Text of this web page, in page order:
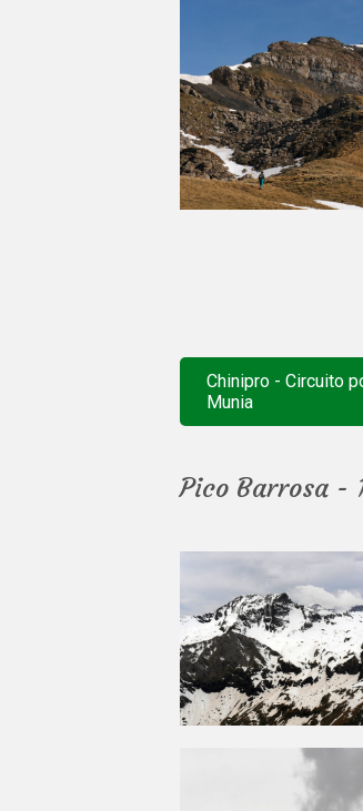
Chinipro - Circuito
Munia
Pico Barrosa -